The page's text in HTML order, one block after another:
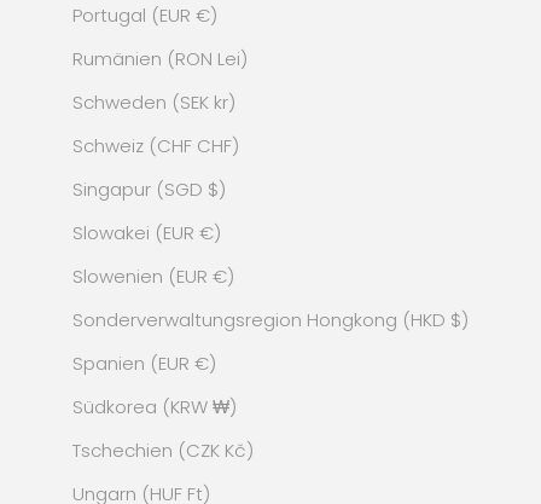
Portugal (EUR €)
Rumänien (RON Lei)
Schweden (SEK kr)
Schweiz (CHF CHF)
Singapur (SGD $)
Slowakei (EUR €)
Slowenien (EUR €)
Sonderverwaltungsregion Hongkong (HKD $)
Spanien (EUR €)
Südkorea (KRW ₩)
Tschechien (CZK Kč)
Ungarn (HUF Ft)